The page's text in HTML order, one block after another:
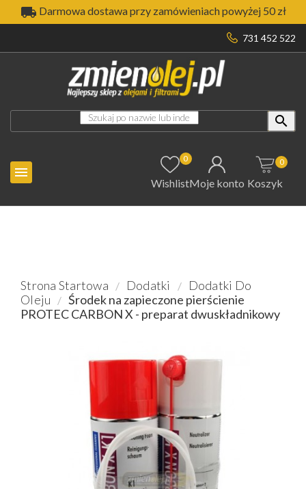
 Darmowa dostawa przy zamówieniach powyżej 50 zł
731 452 522


0
WishlistMoje konto Koszyk
0
Strona Startowa Dodatki
Dodatki Do
Oleju
Środek na zapieczone pierścienie
PROTEC CARBON X - preparat dwuskładnikowy